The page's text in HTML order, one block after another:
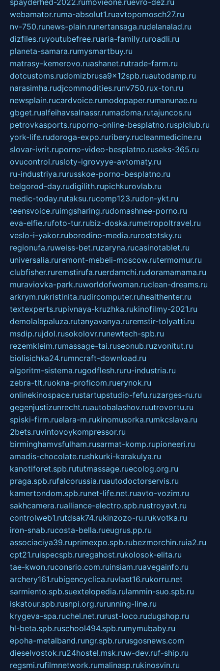
spayderhed-2022.rumovieone.ruevro-dez.ru
webamator.ruma-absolut1.ruavtopomosch27.ru
nv-750.runews-plain.runertansaga.rudelanalad.ru
dizfiles.ruyoutubefree.ruaria-family.ruroadli.ru
planeta-samara.rumysmartbuy.ru
matrasy-kemerovo.ruashanet.rutrade-farm.ru
dotcustoms.rudomizbrusa9x12spb.ruautodamp.ru
narasimha.rudjcommodities.runv750.rux-ton.ru
newsplain.rucardvoice.rumodopaper.rumanunae.ru
gbget.rualfeihavsalnassr.rumadoma.rutajuncos.ru
petrovkasports.ruporno-online-besplatno.rusplclub.ru
york-life.rudoroga-expo.ruribery.rucleanmedicine.ru
slovar-ivrit.ruporno-video-besplatno.ruseks-365.ru
ovucontrol.rusloty-igrovyye-avtomaty.ru
ru-industriya.rurusskoe-porno-besplatno.ru
belgorod-day.rudigilith.rupichkurovlab.ru
medic-today.rutaksu.rucomp123.rudon-ykt.ru
teensvoice.ruimgsharing.rudomashnee-porno.ru
eva-elfie.rufoto-tur.rubiz-doska.rumetropoltravel.ru
veslo-i-yakor.ruborodino-media.rurostotsky.ru
regionufa.ruweiss-bet.ruzaryna.rucasinotablet.ru
universalia.ruremont-mebeli-moscow.rutermomur.ru
clubfisher.ruremstirufa.ruerdamchi.rudoramamama.ru
muraviovka-park.ruworldofwoman.ruclean-dreams.ru
arkrym.rukristinita.rudircomputer.ruhealthenter.ru
textexperts.rupivnaya-kruzhka.rukinofilmy-2021.ru
demolalapaluza.rutanyavanya.ruremstir-tolyatti.ru
msdip.rujdol.rusokolovr.runewtech-spb.ru
rezemkleim.rumassage-tai.ruseonub.ruzvonitut.ru
biolisichka24.rumncraft-download.ru
algoritm-sistema.rugodflesh.ruru-industria.ru
zebra-tlt.ruokna-proficom.ruerynok.ru
onlinekinospace.rustartupstudio-fefu.ruzarges-ru.ru
gegenjustizunrecht.ruautobalashov.ruutrovortu.ru
spiski-firm.ruelara-m.rukinomusorka.rumkcslava.ru
2bets.ruvintovoykompressor.ru
birminghamvsfulham.rusarmat-komp.rupioneeri.ru
amadis-chocolate.rushkurki-karakulya.ru
kanotiforet.spb.rututmassage.ruecolog.org.ru
praga.spb.rufalcorussia.ruautodoctorservis.ru
kamertondom.spb.runet-life.net.ruavto-vozim.ru
sakhcamera.rualliance-electro.spb.rustroyavt.ru
controlweb1.rutdsak74.rukinzozo-ru.rukvotka.ru
iron-snab.rucosta-bella.rueugrus.pp.ru
associaciya39.ruprimexpo.spb.rubezmorchin.ruia2.ru
cpt21.ruispecspb.ruregahost.rukolosok-elita.ru
tae-kwon.ruconsrio.com.ruinsiam.ruavegainfo.ru
archery161.rubigencyclica.ruvlast16.rukorru.net
sarmiento.spb.suextelopedia.rulammin-suo.spb.ru
iskatour.spb.rusnpi.org.rurunning-line.ru
krygeva-spa.ruchel.net.rurust-loco.rudugshop.ru
hl-beta.spb.ruschool494.spb.rumymubaby.ru
epoha-metalband.rungr.spb.rurusgosnews.com
dieselvostok.ru24hostel.msk.ruw-dev.ruf-ship.ru
regsmi.rufilmnetwork.rumalinasp.rukinosvin.ru